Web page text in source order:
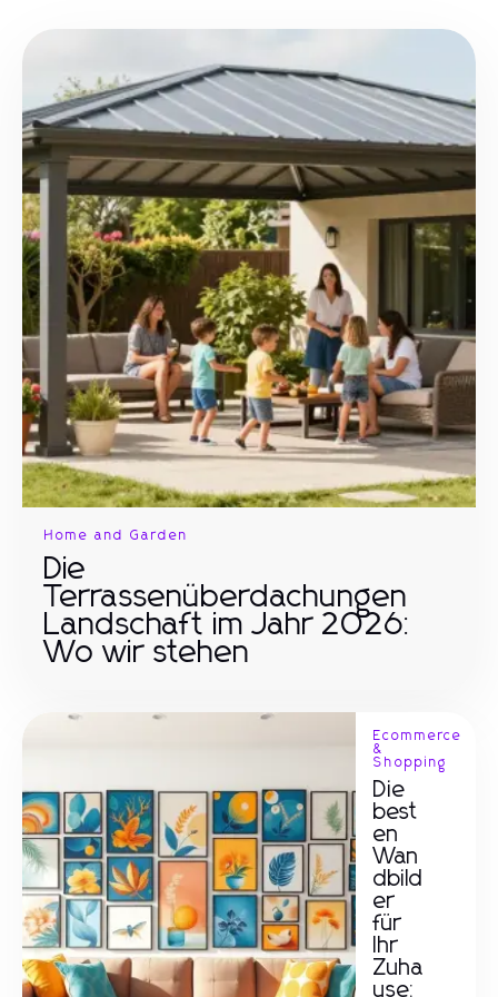
Home and Garden
Die
Terrassenüberdachungen
Landschaft im Jahr 2026:
Wo wir stehen
Ecommerce
&
Shopping
Die
best
en
Wan
dbild
er
für
Ihr
Zuha
use: